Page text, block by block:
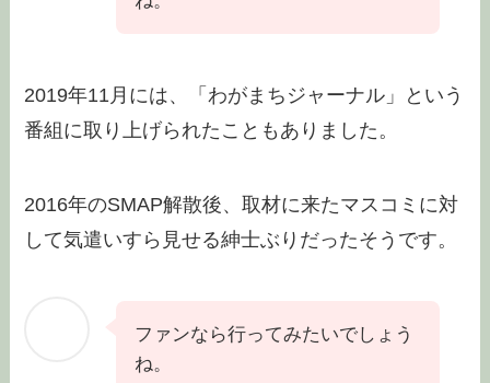
2019年11月には、「わがまちジャーナル」という
番組に取り上げられたこともありました。
2016年のSMAP解散後、取材に来たマスコミに対
して気遣いすら見せる紳士ぶりだったそうです。
ファンなら行ってみたいでしょう
ね。